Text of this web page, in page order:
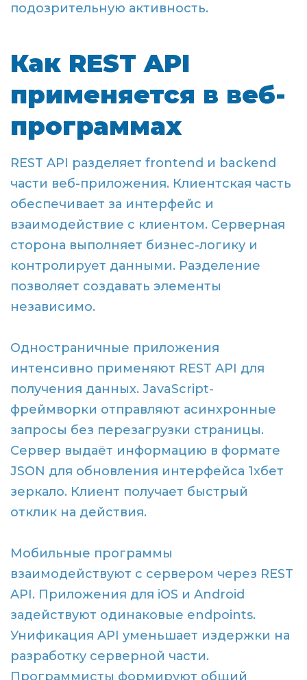
подозрительную активность.
Как REST API
применяется в веб-
программах
REST API разделяет frontend и backend
части веб-приложения. Клиентская часть
обеспечивает за интерфейс и
взаимодействие с клиентом. Серверная
сторона выполняет бизнес-логику и
контролирует данными. Разделение
позволяет создавать элементы
независимо.
Одностраничные приложения
интенсивно применяют REST API для
получения данных. JavaScript-
фреймворки отправляют асинхронные
запросы без перезагрузки страницы.
Сервер выдаёт информацию в формате
JSON для обновления интерфейса 1хбет
зеркало. Клиент получает быстрый
отклик на действия.
Мобильные программы
взаимодействуют с сервером через REST
API. Приложения для iOS и Android
задействуют одинаковые endpoints.
Унификация API уменьшает издержки на
разработку серверной части.
Программисты формируют общий